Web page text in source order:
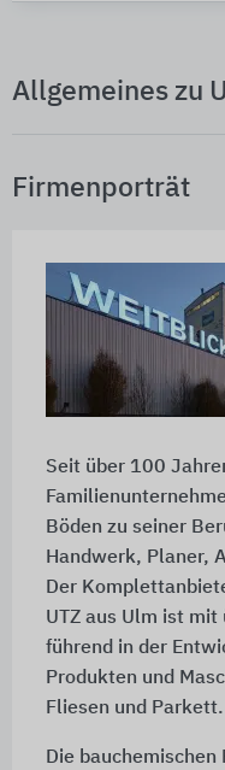
Allgemeines zu
Firmenporträt
Seit über 100
Böden zu seiner
Handwerk, Planer,
Der
UTZ aus Ulm ist
führend in der
Produkten und
Fliesen und Parkett.
Die